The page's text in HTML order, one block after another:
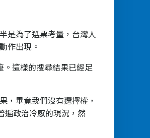
是為了選票考量，台灣人
作出現。
這樣的搜尋結果已經足
，畢竟我們沒有選擇權，
遍政治冷感的現況，然